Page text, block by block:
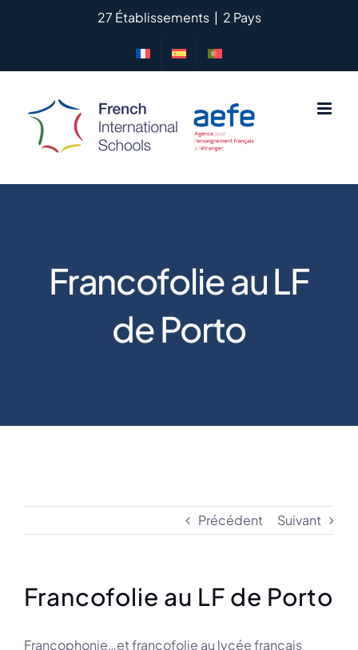
27 Établissements | 2 Pays
Francofolie au LF
de Porto
Précédent Suivant
Francofolie au LF de Porto
Francophonie…et francofolie au lycée français